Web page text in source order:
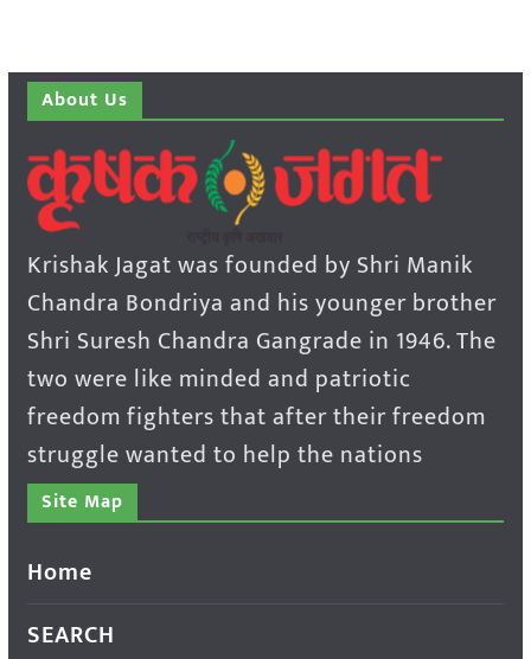
About Us
Krishak Jagat was founded by Shri Manik
Chandra Bondriya and his younger brother
Shri Suresh Chandra Gangrade in 1946. The
two were like minded and patriotic
freedom fighters that after their freedom
struggle wanted to help the nations
Site Map
Home
SEARCH